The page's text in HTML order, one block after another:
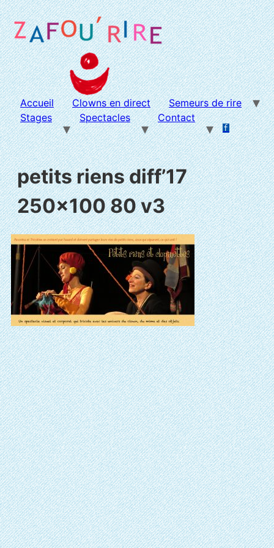
Aller
au
contenu
Accueil Clowns en direct
Semeurs de rire
Stages
Spectacles Contact
f
petits riens diff’17
250×100 80 v3